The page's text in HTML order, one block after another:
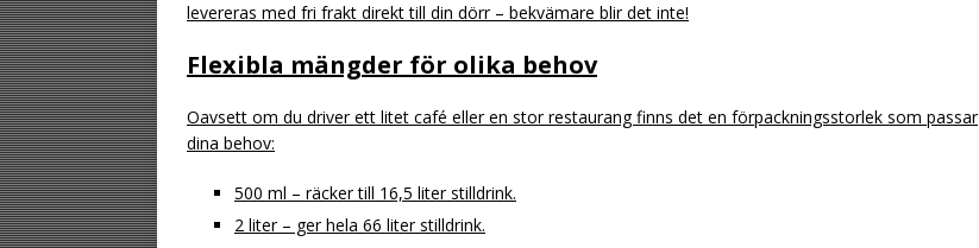
levereras med fri frakt direkt till din dörr – bekvämare blir det inte!
Flexibla mängder för olika behov
Oavsett om du driver ett litet café eller en stor restaurang finns det en förpackningsstorlek som passar
dina behov:
500 ml – räcker till 16,5 liter stilldrink.
2 liter – ger hela 66 liter stilldrink.